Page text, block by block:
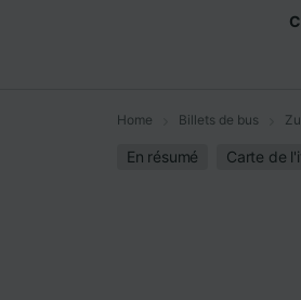
Home Billets de bus
En résumé Carte de